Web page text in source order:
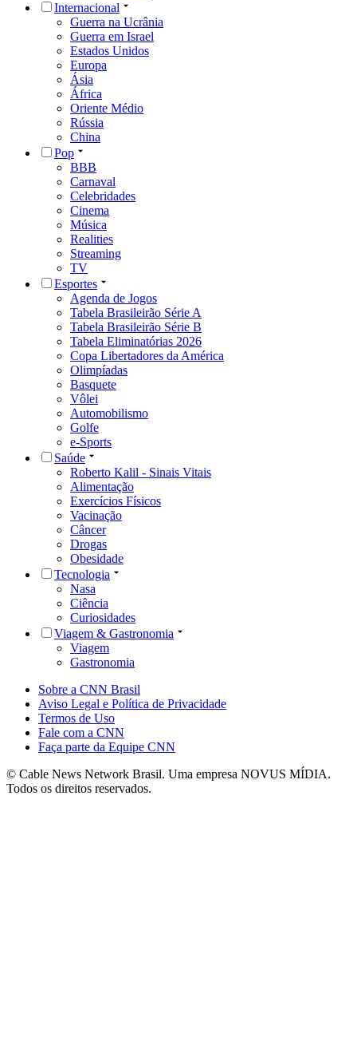
Internacional
Guerra na Ucrânia
Guerra em Israel
Estados Unidos
Europa
Ásia
África
Oriente Médio
Rússia
China
Pop
BBB
Carnaval
Celebridades
Cinema
Música
Realities
Streaming
TV
Esportes
Agenda de Jogos
Tabela Brasileirão Série A
Tabela Brasileirão Série B
Tabela Eliminatórias 2026
Copa Libertadores da América
Olimpíadas
Basquete
Vôlei
Automobilismo
Golfe
e-Sports
Saúde
Roberto Kalil - Sinais Vitais
Alimentação
Exercícios Físicos
Vacinação
Câncer
Drogas
Obesidade
Tecnologia
Nasa
Ciência
Curiosidades
Viagem & Gastronomia
Viagem
Gastronomia
Sobre a CNN Brasil
Aviso Legal e Política de Privacidade
Termos de Uso
Fale com a CNN
Faça parte da Equipe CNN
© Cable News Network Brasil. Uma empresa NOVUS MÍDIA.
Todos os direitos reservados.